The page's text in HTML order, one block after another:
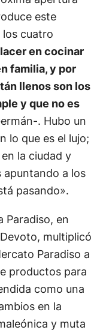
este
cuatro
en cocinar
familia, y por
llenos son los
y que no es
. Hubo un
lo que es el lujo;
la ciudad y
apuntando a los
pasando».
Paradiso, en
multiplicó
Paradiso a
productos para
como una
en la
y muta